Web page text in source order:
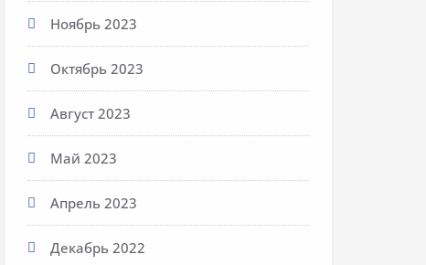
Ноябрь 2023
Октябрь 2023
Август 2023
Май 2023
Апрель 2023
Декабрь 2022